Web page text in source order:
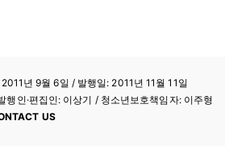
년 9월 6일 / 발행일: 2011년 11월 11일
인·편집인: 이상기 / 청소년보호책임자: 이주형
US